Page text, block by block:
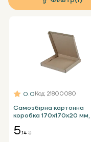
Самозбірна картонна
коробка 170х170х20
0.0Код: 21800080
5.14 ₴